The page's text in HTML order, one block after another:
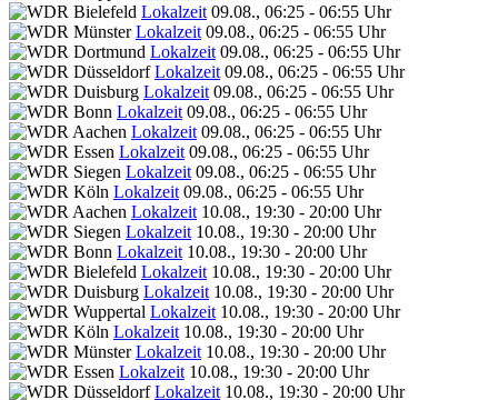
Lokalzeit 09.08., 06:25 - 06:55 Uhr
Lokalzeit 09.08., 06:25 - 06:55 Uhr
Lokalzeit 09.08., 06:25 - 06:55 Uhr
Lokalzeit 09.08., 06:25 - 06:55 Uhr
Lokalzeit 09.08., 06:25 - 06:55 Uhr
Lokalzeit 09.08., 06:25 - 06:55 Uhr
Lokalzeit 09.08., 06:25 - 06:55 Uhr
Lokalzeit 09.08., 06:25 - 06:55 Uhr
Lokalzeit 09.08., 06:25 - 06:55 Uhr
Lokalzeit 09.08., 06:25 - 06:55 Uhr
Lokalzeit 10.08., 19:30 - 20:00 Uhr
Lokalzeit 10.08., 19:30 - 20:00 Uhr
Lokalzeit 10.08., 19:30 - 20:00 Uhr
Lokalzeit 10.08., 19:30 - 20:00 Uhr
Lokalzeit 10.08., 19:30 - 20:00 Uhr
Lokalzeit 10.08., 19:30 - 20:00 Uhr
Lokalzeit 10.08., 19:30 - 20:00 Uhr
Lokalzeit 10.08., 19:30 - 20:00 Uhr
Lokalzeit 10.08., 19:30 - 20:00 Uhr
Lokalzeit 10.08., 19:30 - 20:00 Uhr